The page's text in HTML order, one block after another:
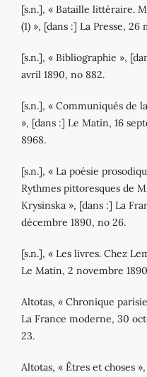
[s.n.], « Bataille littéraire.
(1) », [dans :] La Presse, 26
[s.n.], « Bibliographie »,
avril 1890, no 882.
[s.n.], « Communiqués de
», [dans :] Le Matin, 16
8968.
[s.n.], « La poésie
Rythmes pittoresques de
Krysinska », [dans :] La
décembre 1890, no 26.
[s.n.], « Les livres. Chez
Le Matin, 2 novembre
Altotas, « Chronique
La France moderne, 30
23.
Altotas, « Êtres et choses